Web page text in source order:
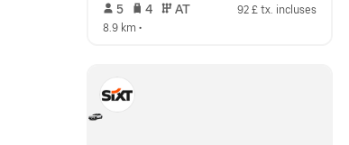
5 4 AT
92 £ tx. incluses
8.9 km •